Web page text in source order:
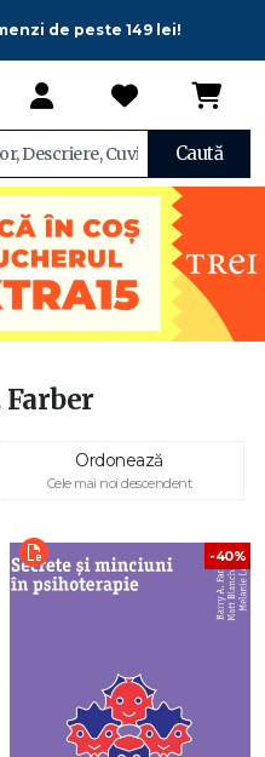
de peste 149 lei!
Caută
Ordonează
Cele mai noi descendent
-40%